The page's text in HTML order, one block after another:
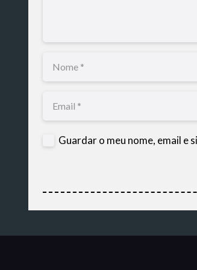
Guardar o meu nome, email e